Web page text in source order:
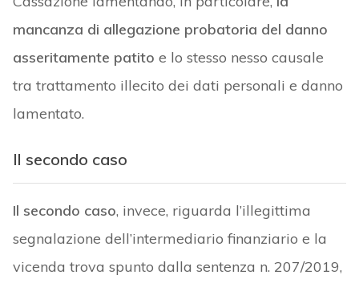
mancanza di allegazione probatoria del danno
asseritamente patito e lo stesso nesso causale
tra trattamento illecito dei dati personali e danno
lamentato.
Il secondo caso
Il secondo caso, invece, riguarda l’illegittima
segnalazione dell’intermediario finanziario e la
vicenda trova spunto dalla sentenza n. 207/2019,